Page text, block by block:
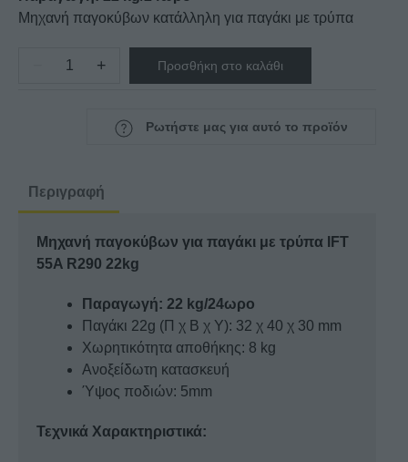
Μηχανή παγοκύβων κατάλληλη για παγάκι με τρύπα
Μηχανή
τρύπα
R290
22kg
+ Προσθήκη στο καλάθι
Ρωτήστε μας για αυτό το προϊόν
Περιγραφή
Μηχανή παγοκύβων για παγάκι με τρύπα IFT
55A R290 22kg
Παραγωγή: 22 kg/24ωρο
Παγάκι 22g (Π χ Β χ Υ): 32 χ 40 χ 30 mm
Χωρητικότητα αποθήκης: 8 kg
Ανοξείδωτη κατασκευή
Ύψος ποδιών: 5mm
Τεχνικά Χαρακτηριστικά: